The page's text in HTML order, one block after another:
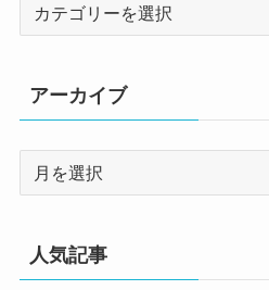
リ
ー
アーカイブ
ブ
人気記事